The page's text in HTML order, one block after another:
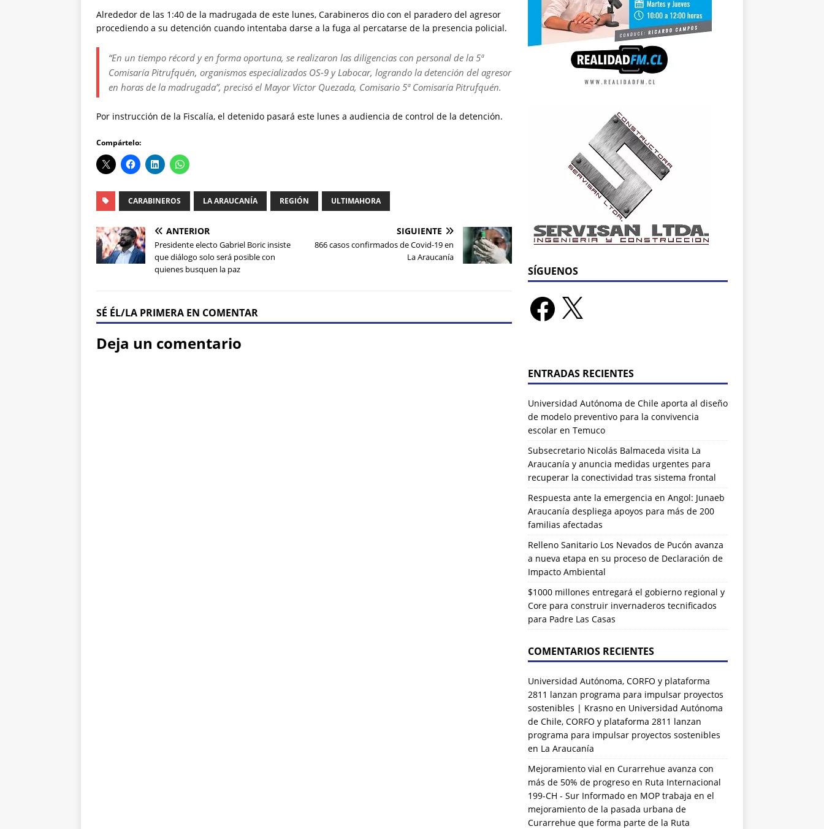
Alrededor de las 1:40 de la madrugada de este lunes, Carabineros dio con el paradero del agresor
procediendo a su detención cuando intentaba darse a la fuga al percatarse de la presencia policial.
“En un tiempo récord y en forma oportuna, se realizaron las diligencias con personal de la 5ª
Comisaría Pitrufquén, organismos especializados OS-9 y Labocar, logrando la detención del agresor
en horas de la madrugada”, precisó el Mayor Víctor Quezada, Comisario 5ª Comisaría Pitrufquén.
Por instrucción de la Fiscalía, el detenido pasará este lunes a audiencia de control de la detención.
Compártelo:
CARABINEROS LA ARAUCANÍA REGIÓN ULTIMAHORA
ANTERIOR
Presidente electo Gabriel Boric insiste
que diálogo solo será posible con
quienes busquen la paz
SIGUIENTE
866 casos confirmados de Covid-19 en
La Araucanía
SÉ ÉL/LA PRIMERA EN COMENTAR
Deja un comentario
SÍGUENOS
ENTRADAS RECIENTES
Universidad Autónoma de Chile aporta al diseño
de modelo preventivo para la convivencia
escolar en Temuco
Subsecretario Nicolás Balmaceda visita La
Araucanía y anuncia medidas urgentes para
recuperar la conectividad tras sistema frontal
Respuesta ante la emergencia en Angol: Junaeb
Araucanía despliega apoyos para más de 200
familias afectadas
Relleno Sanitario Los Nevados de Pucón avanza
a nueva etapa en su proceso de Declaración de
Impacto Ambiental
$1000 millones entregará el gobierno regional y
Core para construir invernaderos tecnificados
para Padre Las Casas
COMENTARIOS RECIENTES
Universidad Autónoma, CORFO y plataforma
2811 lanzan programa para impulsar proyectos
sostenibles | Krasnoen Universidad Autónoma
de Chile, CORFO y plataforma 2811 lanzan
programa para impulsar proyectos sostenibles
en La Araucanía
Mejoramiento vial en Curarrehue avanza con
más de 50% de progreso en Ruta Internacional
199-CH - Sur Informadoen MOP trabaja en el
mejoramiento de la pasada urbana de
Curarrehue que forma parte de la Ruta